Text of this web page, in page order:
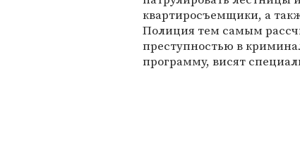
квартиросъемщики, а
Полиция тем самым
преступностью в
программу, висят